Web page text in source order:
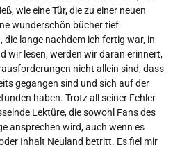
wie eine Tür, die zu einer neuen
wunderschön bücher tief
die lange nachdem ich fertig war, in
wir lesen, werden wir daran erinnert,
nicht allein sind, dass
gegangen sind und sich auf der
haben. Trotz all seiner Fehler
Lektüre, die sowohl Fans des
ansprechen wird, auch wenn es
Inhalt Neuland betritt. Es fiel mir